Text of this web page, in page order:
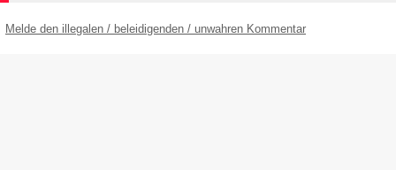
Melde den illegalen / beleidigenden / unwahren Kommentar